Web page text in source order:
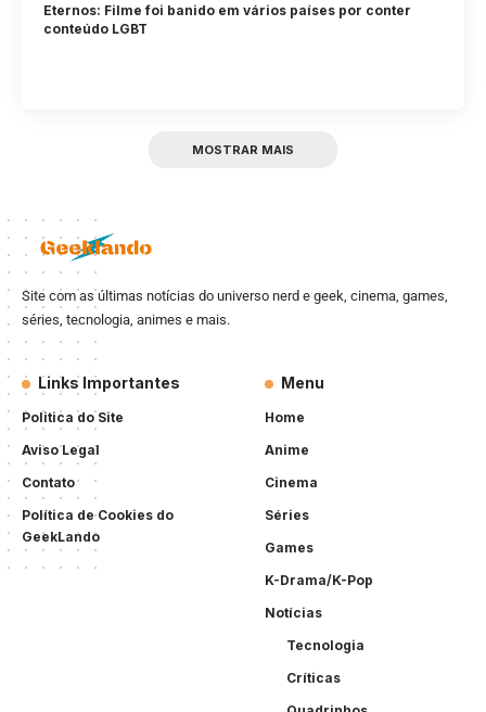
Eternos: Filme foi banido em vários países por conter
conteúdo LGBT
MOSTRAR MAIS
Site com as últimas notícias do universo nerd e geek, cinema, games,
séries, tecnologia, animes e mais.
Links Importantes
Politica do Site
Aviso Legal
Contato
Política de Cookies do
GeekLando
Menu
Home
Anime
Cinema
Séries
Games
K-Drama/K-Pop
Notícias
Tecnologia
Críticas